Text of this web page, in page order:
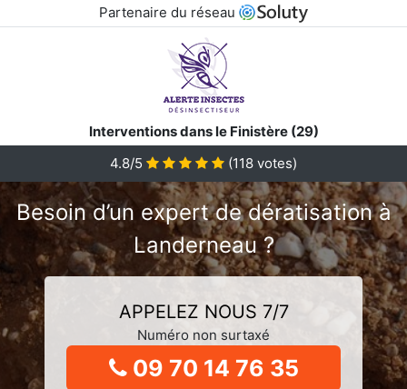
Partenaire du réseau
Interventions dans le Finistère (29)
4.8/5
(118 votes)
Besoin d’un expert de dératisation à
Landerneau ?
APPELEZ NOUS 7/7
Numéro non surtaxé
09 70 14 76 35